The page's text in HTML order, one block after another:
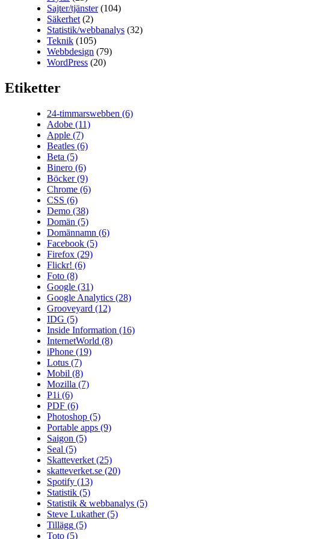
Sajter/tjänster(104)
Säkerhet(2)
Statistik/webbanalys (32)
Teknik (105)
Webbdesign (79)
WordPress (20)
Etiketter
24-timmarswebben (6)
Adobe (11)
Apple (7)
Beatles (6)
Beta (5)
Binero (6)
Böcker(9)
Chrome (6)
CSS (6)
Demo (38)
Domän (5)
Domännamn (6)
Facebook (5)
Firefox (29)
Flickr! (6)
Foto (8)
Google (31)
Google Analytics (28)
Grooveyard (12)
IDG (5)
Inside Information (16)
InternetWorld (8)
iPhone (19)
Lotus (7)
Mobil (8)
Mozilla (7)
P1i (6)
PDF (6)
Photoshop (5)
Portable apps (9)
Saigon (5)
Seal (5)
Skatteverket (25)
skatteverket.se (20)
Spotify (13)
Statistik (5)
Statistik & webbanalys (5)
Steve Lukather(5)
Tillägg (5)
Toto (5)